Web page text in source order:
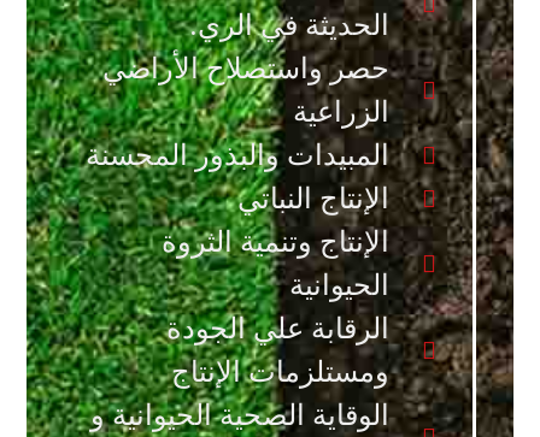
الحديثة في الري.
حصر واستصلاح الأراضي
الزراعية
المبيدات والبذور المحسنة
الإنتاج النباتي
الإنتاج وتنمية الثروة
الحيوانية
الرقابة علي الجودة
ومستلزمات الإنتاج
الوقاية الصحية الحيوانية و